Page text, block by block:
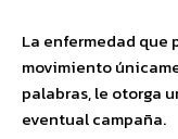
La enfermedad que
movimiento
palabras, le otorga
eventual campaña.